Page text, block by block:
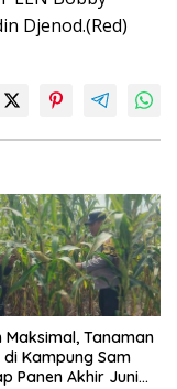
Djenod.(Red)
Maksimal, Tanaman
Kampung Sam
Panen Akhir Juni